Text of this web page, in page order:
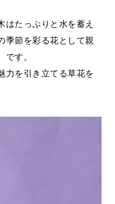
はたっぷりと水を蓄え
季節を彩る花として親
です。
力を引き立てる草花を